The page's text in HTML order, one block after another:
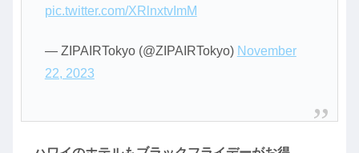
pic.twitter.com/XRlnxtvImM
— ZIPAIRTokyo (@ZIPAIRTokyo) November
22, 2023